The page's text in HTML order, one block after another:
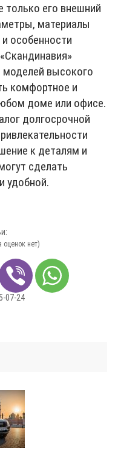
только его внешний
материалы
особенности
высокого
комфортное и
доме или офисе.
долгосрочной
к деталям и
сделать
удобной.
оценок нет)
07-24